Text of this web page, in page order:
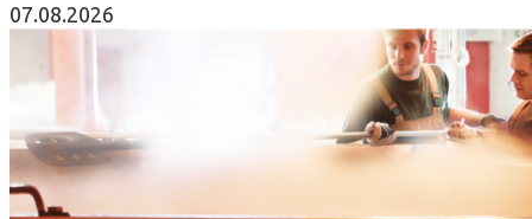
07.08.2026